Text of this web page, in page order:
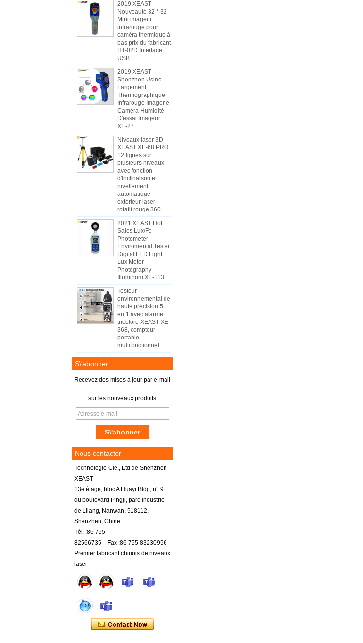
2019 XEAST
Nouveauté 32 * 32
Mini imageur
infrarouge pour
caméra thermique à
bas prix du fabricant
HT-02D Interface
USB
2019 XEAST
Shenzhen Usine
Largement
Thermographique
Infrarouge Imagerie
Caméra Humidité
D'essai Imageur
XE-27
Niveaux laser 3D
XEAST XE-68 PRO
12 lignes sur
plusieurs niveaux
avec fonction
d'inclinaison et
nivellement
automatique
extérieur laser
rotatif rouge 360
2021 XEAST Hot
Sales Lux/Fc
Photometer
Enviromental Tester
Digital LED Light
Lux Meter
Photography
Illuminom XE-113
Testeur
environnemental de
haute précision 5
en 1 avec alarme
tricolore XEAST XE-
368, compteur
portable
multifonctionnel
S\'abonner
Recevez des mises à jour par e-mail
sur les nouveaux produits
Nous contacter
Technologie Cie., Ltd de Shenzhen
XEAST
13e étage, bloc A Huayi Bldg, n° 9
du boulevard Pingji, parc industriel
de Lilang, Nanwan, 518112,
Shenzhen, Chine.
Tél. :86 755
82566735 Fax :86 755 83230956
Premier fabricant chinois de niveaux
laser